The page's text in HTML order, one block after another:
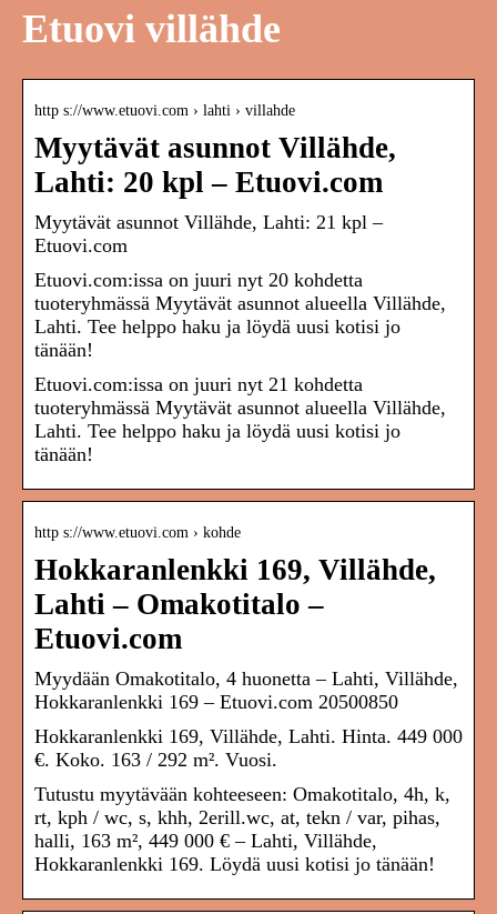
Etuovi villähde
http s://www.etuovi.com › lahti › villahde
Myytävät asunnot Villähde,
Lahti: 20 kpl – Etuovi.com
Myytävät asunnot Villähde, Lahti: 21 kpl –
Etuovi.com
Etuovi.com:issa on juuri nyt 20 kohdetta
tuoteryhmässä Myytävät asunnot alueella Villähde,
Lahti. Tee helppo haku ja löydä uusi kotisi jo
tänään!
Etuovi.com:issa on juuri nyt 21 kohdetta
tuoteryhmässä Myytävät asunnot alueella Villähde,
Lahti. Tee helppo haku ja löydä uusi kotisi jo
tänään!
http s://www.etuovi.com › kohde
Hokkaranlenkki 169, Villähde,
Lahti – Omakotitalo –
Etuovi.com
Myydään Omakotitalo, 4 huonetta – Lahti, Villähde,
Hokkaranlenkki 169 – Etuovi.com 20500850
Hokkaranlenkki 169, Villähde, Lahti. Hinta. 449 000
€. Koko. 163 / 292 m². Vuosi.
Tutustu myytävään kohteeseen: Omakotitalo, 4h, k,
rt, kph / wc, s, khh, 2erill.wc, at, tekn / var, pihas,
halli, 163 m², 449 000 € – Lahti, Villähde,
Hokkaranlenkki 169. Löydä uusi kotisi jo tänään!